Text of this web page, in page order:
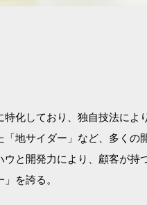
特化しており、独自技法に
「地サイダー」など、多く
ウと開発力により、顧客が持
を誇る。